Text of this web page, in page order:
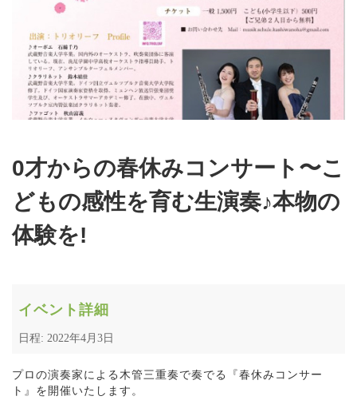
0才からの春休みコンサート〜こ
どもの感性を育む生演奏♪本物の
体験を!
イベント詳細
日程: 2022年4月3日
プロの演奏家による木管三重奏で奏でる『春休みコンサー
ト』を開催いたします。